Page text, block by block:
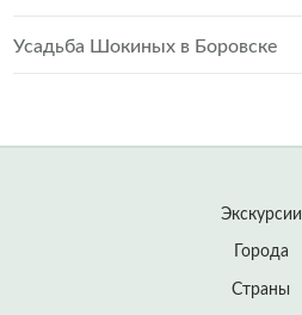
Усадьба Шокиных в Боровске
Экскурсии
Города
Страны